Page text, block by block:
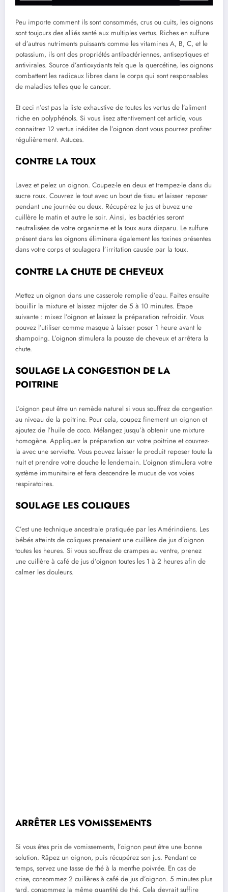
Peu importe comment ils sont consommés, crus ou cuits, les oignons
sont toujours des alliés santé aux multiples vertus. Riches en sulfure
et d’autres nutriments puissants comme les vitamines A, B, C, et le
potassium, ils ont des propriétés antibactériennes, antiseptiques et
antivirales. Source d’antioxydants tels que la quercétine, les oignons
combattent les radicaux libres dans le corps qui sont responsables
de maladies telles que le cancer.
Et ceci n’est pas la liste exhaustive de toutes les vertus de l’aliment
riche en polyphénols. Si vous lisez attentivement cet article, vous
connaitrez 12 vertus inédites de l’oignon dont vous pourrez profiter
régulièrement. Astuces.
CONTRE LA TOUX
Lavez et pelez un oignon. Coupez-le en deux et trempez-le dans du
sucre roux. Couvrez le tout avec un bout de tissu et laisser reposer
pendant une journée ou deux. Récupérez le jus et buvez une
cuillère le matin et autre le soir. Ainsi, les bactéries seront
neutralisées de votre organisme et la toux aura disparu. Le sulfure
présent dans les oignons éliminera également les toxines présentes
dans votre corps et soulagera l’irritation causée par la toux.
CONTRE LA CHUTE DE CHEVEUX
Mettez un oignon dans une casserole remplie d’eau. Faites ensuite
bouillir la mixture et laissez mijoter de 5 à 10 minutes. Etape
suivante : mixez l’oignon et laissez la préparation refroidir. Vous
pouvez l’utiliser comme masque à laisser poser 1 heure avant le
shampoing. L’oignon stimulera la pousse de cheveux et arrêtera la
chute.
SOULAGE LA CONGESTION DE LA
POITRINE
L’oignon peut être un remède naturel si vous souffrez de congestion
au niveau de la poitrine. Pour cela, coupez finement un oignon et
ajoutez de l’huile de coco. Mélangez jusqu’à obtenir une mixture
homogène. Appliquez la préparation sur votre poitrine et couvrez-
la avec une serviette. Vous pouvez laisser le produit reposer toute la
nuit et prendre votre douche le lendemain. L’oignon stimulera votre
système immunitaire et fera descendre le mucus de vos voies
respiratoires.
SOULAGE LES COLIQUES
C’est une technique ancestrale pratiquée par les Amérindiens. Les
bébés atteints de coliques prenaient une cuillère de jus d’oignon
toutes les heures. Si vous souffrez de crampes au ventre, prenez
une cuillère à café de jus d’oignon toutes les 1 à 2 heures afin de
calmer les douleurs.
ARRÊTER LES VOMISSEMENTS
Si vous êtes pris de vomissements, l’oignon peut être une bonne
solution. Râpez un oignon, puis récupérez son jus. Pendant ce
temps, servez une tasse de thé à la menthe poivrée. En cas de
crise, consommez 2 cuillères à café de jus d’oignon. 5 minutes plus
tard, consommez la même quantité de thé. Cela devrait suffire